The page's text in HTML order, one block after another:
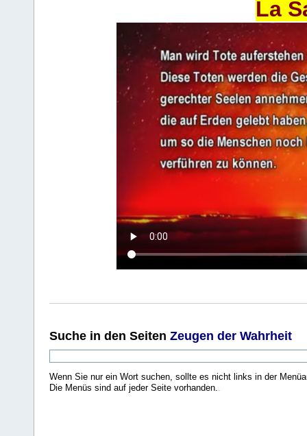
La
Suche in den Seiten Zeugen der Wahrheit
Wenn Sie nur ein Wort suchen, sollte es nicht links in der
Die Menüs sind auf jeder Seite vorhanden..